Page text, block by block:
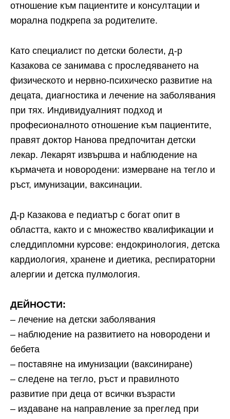
отношение към пациентите и консултации и
морална подкрепа за родителите.
Като специалист по детски болести, д-р
Казакова се занимава с проследяването на
физическото и нервно-психическо развитие на
децата, диагностика и лечение на заболявания
при тях. Индивидуалният подход и
професионалното отношение към пациентите,
правят доктор Нанова предпочитан детски
лекар. Лекарят извършва и наблюдение на
кърмачета и новородени: измерване на тегло и
ръст, имунизации, ваксинации.
Д-р Казакова е педиатър с богат опит в
областта, както и с множество квалификации и
следдипломни курсове: ендокринология, детска
кардиология, хранене и диетика, респираторни
алергии и детска пулмология.
ДЕЙНОСТИ:
– лечение на детски заболявания
– наблюдение на развитието на новородени и
бебета
– поставяне на имунизации (ваксиниране)
– следене на тегло, ръст и правилното
развитие при деца от всички възрасти
– издаване на направление за преглед при